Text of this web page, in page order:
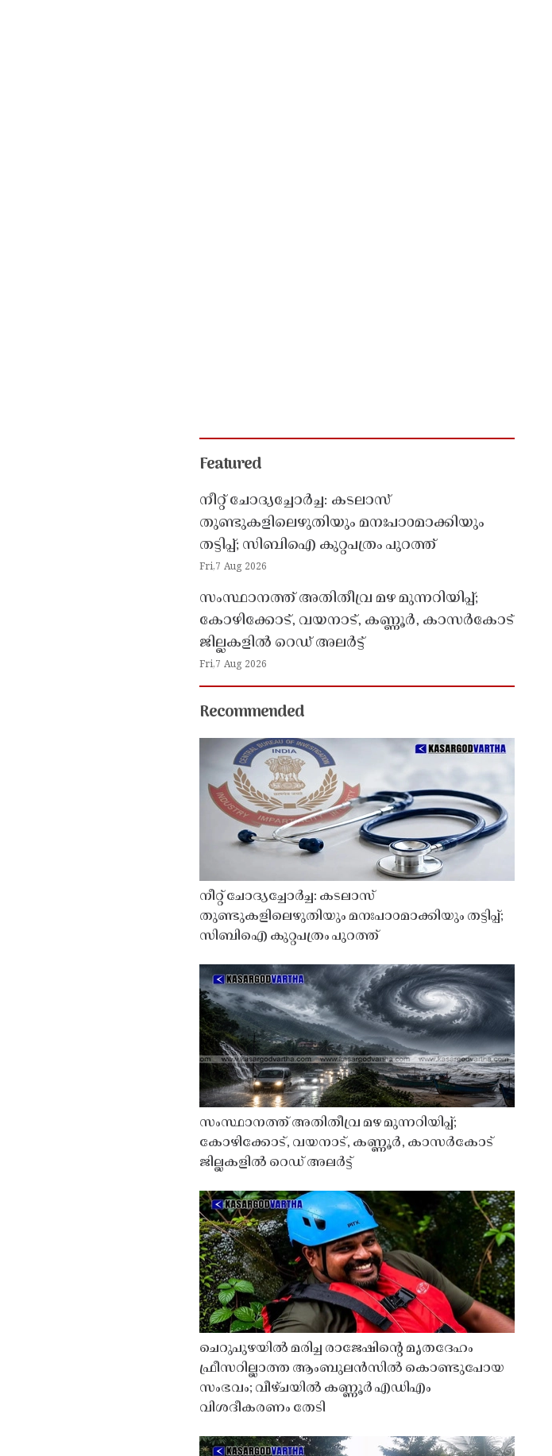
Featured
നീറ്റ് ചോദ്യച്ചോർച്ച: കടലാസ്
തുണ്ടുകളിലെഴുതിയും മനഃപാഠമാക്കിയും
തട്ടിപ്പ്; സിബിഐ കുറ്റപത്രം പുറത്ത്
Fri,7 Aug 2026
സംസ്ഥാനത്ത് അതിതീവ്ര മഴ മുന്നറിയിപ്പ്;
കോഴിക്കോട്, വയനാട്, കണ്ണൂർ, കാസർകോട്
ജില്ലകളിൽ റെഡ് അലർട്ട്
Fri,7 Aug 2026
Recommended
നീറ്റ് ചോദ്യച്ചോർച്ച: കടലാസ്
തുണ്ടുകളിലെഴുതിയും മനഃപാഠമാക്കിയും തട്ടിപ്പ്;
സിബിഐ കുറ്റപത്രം പുറത്ത്
സംസ്ഥാനത്ത് അതിതീവ്ര മഴ മുന്നറിയിപ്പ്;
കോഴിക്കോട്, വയനാട്, കണ്ണൂർ, കാസർകോട്
ജില്ലകളിൽ റെഡ് അലർട്ട്
ചെറുപുഴയിൽ മരിച്ച രാജേഷിൻ്റെ മൃതദേഹം
ഫ്രീസറില്ലാത്ത ആംബുലൻസിൽ കൊണ്ടുപോയ
സംഭവം; വീഴ്ചയിൽ കണ്ണൂർ എഡിഎം
വിശദീകരണം തേടി